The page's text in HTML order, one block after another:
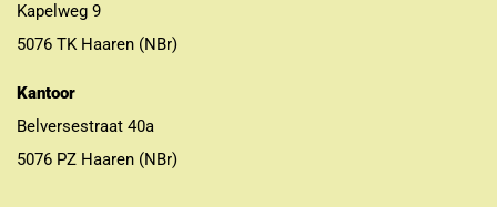
Kapelweg 9
5076 TK Haaren (NBr)
Kantoor
Belversestraat 40a
5076 PZ Haaren (NBr)